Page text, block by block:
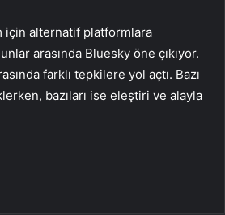
için alternatif platformlara
arasında Bluesky öne çıkıyor.
farklı tepkilere yol açtı. Bazı
bazıları ise eleştiri ve alayla